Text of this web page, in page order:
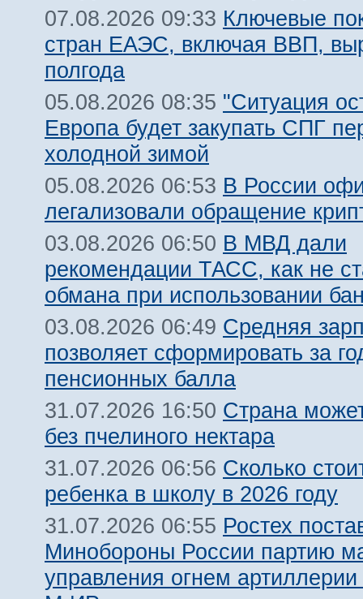
07.08.2026 09:33 Ключевые
стран ЕАЭС, включая ВВП,
полгода
05.08.2026 08:35 "Ситуация
Европа будет закупать СПГ
холодной зимой
05.08.2026 06:53 В России
легализовали обращение
03.08.2026 06:50 В МВД дали
рекомендации ТАСС, как не
обмана при использовании
03.08.2026 06:49 Средняя
позволяет сформировать за
пенсионных балла
31.07.2026 16:50 Страна
без пчелиного нектара
31.07.2026 06:56 Сколько
ребенка в школу в 2026 году
31.07.2026 06:55 Ростех
Минобороны России партию
управления огнем